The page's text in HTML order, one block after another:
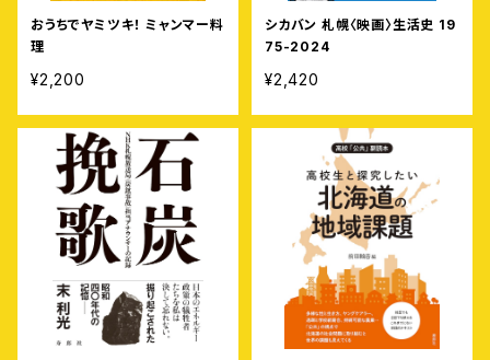
おうちでヤミツキ！ ミャンマー料
理
¥2,200
シカバン 札幌〈映画〉生活史 19
75-2024
¥2,420